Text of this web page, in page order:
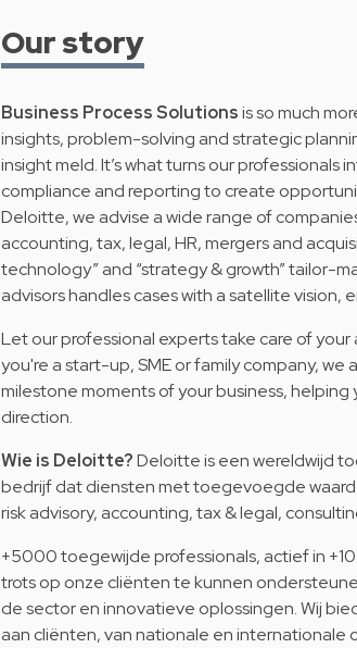
Our story
Business Process Solutionsis so much
insights, problem-solving and strategic
insight meld. It’s what turns our
compliance and reporting to create
Deloitte, we advise a wide range of
accounting, tax, legal, HR, mergers and
technology” and “strategy & growth” tailor-
advisors handles cases with a satellite vision,
Let our professional experts take care of
you're a start-up, SME or family company,
milestone moments of your business,
direction.
Wie is Deloitte?Deloitte is een wereldwijd
bedrijf dat diensten met toegevoegde
risk advisory, accounting, tax & legal,
+5000 toegewijde professionals, actief in
trots op onze cliënten te kunnen
de sector en innovatieve oplossingen. Wij
aan cliënten, van nationale en